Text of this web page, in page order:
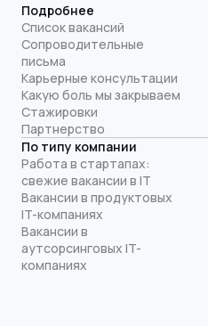
Подробнее
Список вакансий
Сопроводительные
письма
Карьерные консультации
Какую боль мы закрываем
Стажировки
Партнерство
По типу компании
Работа в стартапах:
свежие вакансии в IT
Вакансии в продуктовых
IT-компаниях
Вакансии в
аутсорсинговых IT-
компаниях